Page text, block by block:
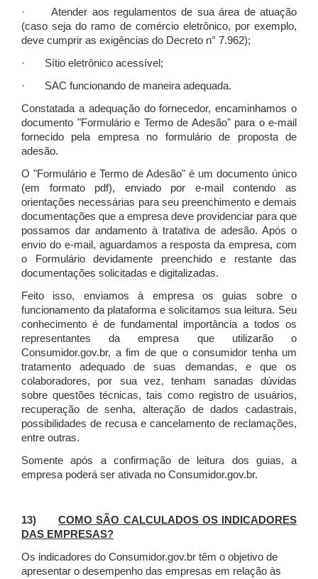
· Atender aos regulamentos de sua área de atuação
(caso seja do ramo de comércio eletrônico, por exemplo,
deve cumprir as exigências do Decreto n° 7.962);
· Sítio eletrônico acessível;
· SAC funcionando de maneira adequada.
Constatada a adequação do fornecedor, encaminhamos o
documento "Formulário e Termo de Adesão" para o e-mail
fornecido pela empresa no formulário de proposta de
adesão.
O "Formulário e Termo de Adesão" é um documento único
(em formato pdf), enviado por e-mail contendo as
orientações necessárias para seu preenchimento e demais
documentações que a empresa deve providenciar para que
possamos dar andamento à tratativa de adesão. Após o
envio do e-mail, aguardamos a resposta da empresa, com
o Formulário devidamente preenchido e restante das
documentações solicitadas e digitalizadas.
Feito isso, enviamos à empresa os guias sobre o
funcionamento da plataforma e solicitamos sua leitura. Seu
conhecimento é de fundamental importância a todos os
representantes da empresa que utilizarão o
Consumidor.gov.br, a fim de que o consumidor tenha um
tratamento adequado de suas demandas, e que os
colaboradores, por sua vez, tenham sanadas dúvidas
sobre questões técnicas, tais como registro de usuários,
recuperação de senha, alteração de dados cadastrais,
possibilidades de recusa e cancelamento de reclamações,
entre outras.
Somente após a confirmação de leitura dos guias, a
empresa poderá ser ativada no Consumidor.gov.br.
13)COMO SÃO CALCULADOS OS INDICADORES
DAS EMPRESAS?
Os indicadores do Consumidor.gov.br têm o objetivo de
apresentar o desempenho das empresas em relação às